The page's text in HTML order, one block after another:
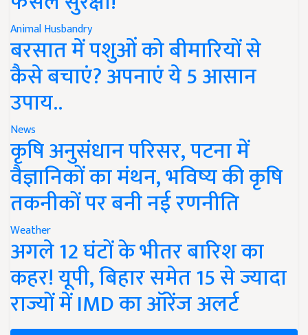
Animal Husbandry
बरसात में पशुओं को बीमारियों से
कैसे बचाएं? अपनाएं ये 5 आसान
उपाय..
News
कृषि अनुसंधान परिसर, पटना में
वैज्ञानिकों का मंथन, भविष्य की कृषि
तकनीकों पर बनी नई रणनीति
Weather
अगले 12 घंटों के भीतर बारिश का
कहर! यूपी, बिहार समेत 15 से ज्यादा
राज्यों में IMD का ऑरेंज अलर्ट